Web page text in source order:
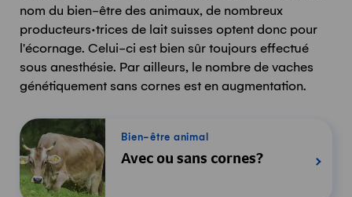
nom du bien-être des animaux, de nombreux
producteurs·trices de lait suisses optent donc pour
l'écornage. Celui-ci est bien sûr toujours effectué
sous anesthésie. Par ailleurs, le nombre de vaches
génétiquement sans cornes est en augmentation.
Bien-être animal
Avec ou sans cornes?